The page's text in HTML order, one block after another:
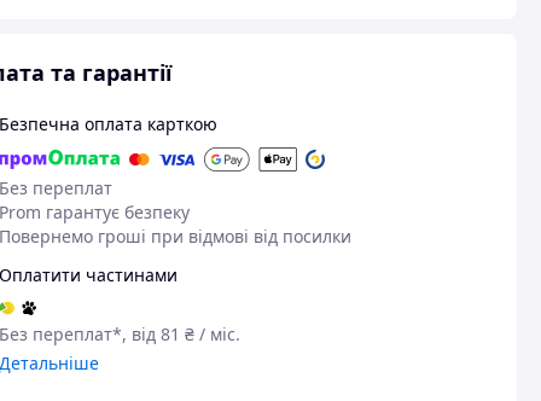
та гарантії
Безпечна оплата карткою
Без переплат
Prom гарантує безпеку
Повернемо гроші при відмові від посилки
Оплатити частинами
Без переплат*, від 81 ₴ / міс.
Детальніше